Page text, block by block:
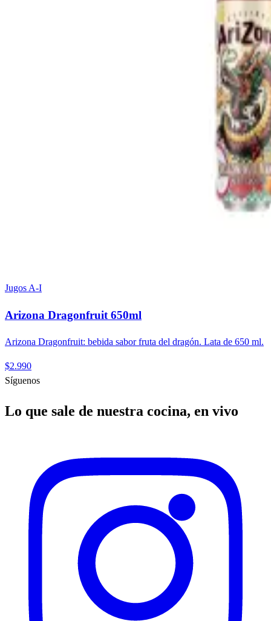
Jugos A-I
Arizona Dragonfruit 650ml
Arizona Dragonfruit: bebida sabor fruta del dragón. Lata de 650 ml.
$2.990
Síguenos
Lo que sale de nuestra cocina, en vivo